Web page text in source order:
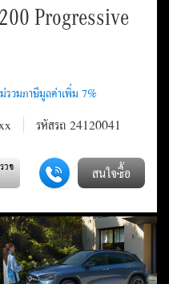
Progressive
รหัสรถ 24120041
วจ สนใจซื้อ